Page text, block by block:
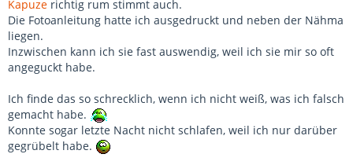
Kapuze richtig rum stimmt auch.
Die Fotoanleitung hatte ich ausgedruckt und neben der Nähma
liegen.
Inzwischen kann ich sie fast auswendig, weil ich sie mir so oft
angeguckt habe.
Ich finde das so schrecklich, wenn ich nicht weiß, was ich falsch
gemacht habe.
Konnte sogar letzte Nacht nicht schlafen, weil ich nur darüber
gegrübelt habe.